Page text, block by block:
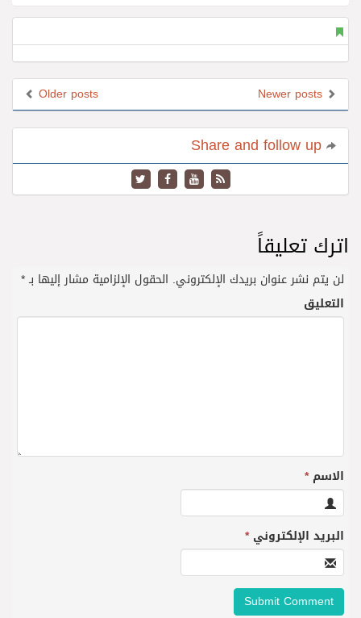
Older posts
اترك تعليقاً
لن يتم نشر عنوان بريدك الإلكتروني. الحقول الإلزامية مشار إليها بـ*
التعليق
الاسم*
البريد الإلكتروني*